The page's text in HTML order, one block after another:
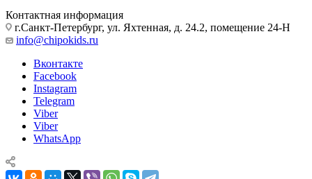
Контактная информация
г.Санкт-Петербург, ул. Яхтенная, д. 24.2, помещение 24-Н
info@chipokids.ru
Вконтакте
Facebook
Instagram
Telegram
Viber
Viber
WhatsApp